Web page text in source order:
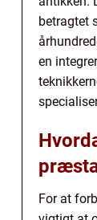
betragtet
en
For at